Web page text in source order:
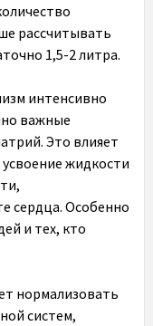
рассчитывать
1,5-2 литра.
интенсивно
важные
Это влияет
жидкости
сердца. Особенно
и тех, кто
нормализовать
систем,